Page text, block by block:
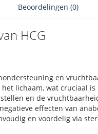
Beoordelingen (0)
HCG
en
lichaam, wat cruciaal
en de
effecten van
en voordelig via